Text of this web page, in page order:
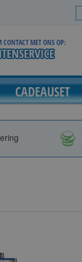
CONTACT MET ONS OP:
CADEAUSET